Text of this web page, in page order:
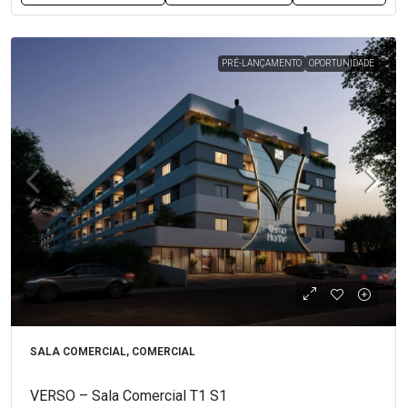
PRÉ-LANÇAMENTO OPORTUNIDADE
SALA COMERCIAL, COMERCIAL
VERSO – Sala Comercial T1 S1